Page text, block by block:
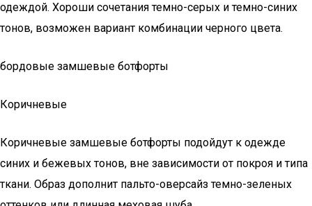
одеждой. Хороши сочетания темно-серых и темно-синих
тонов, возможен вариант комбинации черного цвета.
бордовые замшевые ботфорты
Коричневые
Коричневые замшевые ботфорты подойдут к одежде
синих и бежевых тонов, вне зависимости от покроя и типа
ткани. Образ дополнит пальто-оверсайз темно-зеленых